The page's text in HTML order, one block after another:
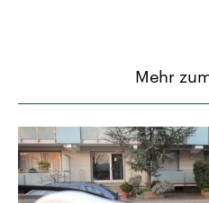
Mehr